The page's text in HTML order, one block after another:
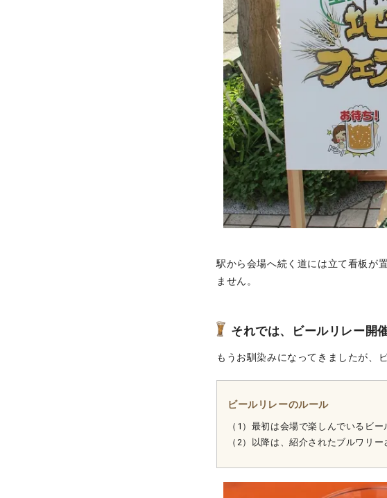
駅から会場へ続く道には立て看板が
ません。
それでは、ビールリレー開
もうお馴染みになってきましたが、
ビールリレーのルール
（1）最初は会場で楽しんでいるビ
（2）以降は、紹介されたブルワリ